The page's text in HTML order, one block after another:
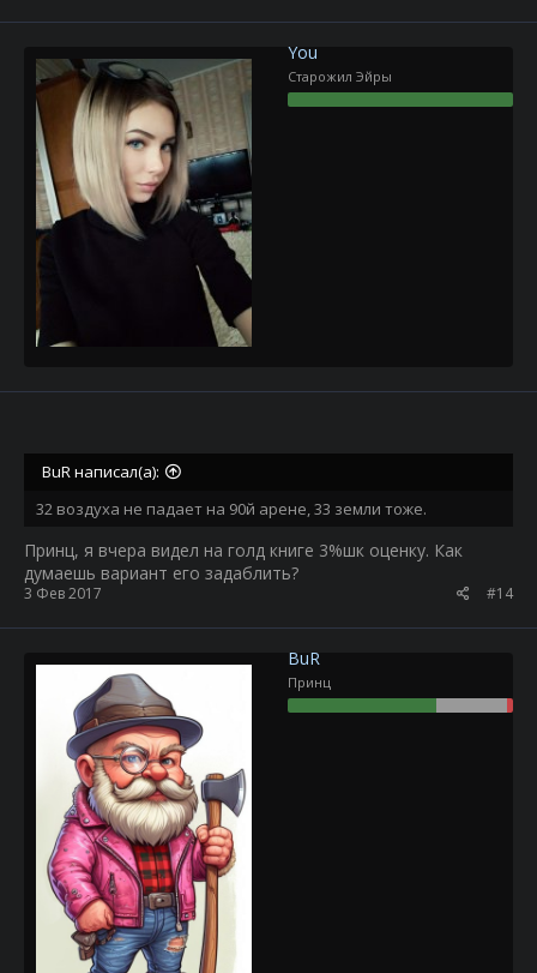
You
Старожил Эйры
BuR написал(а):
32 воздуха не падает на 90й арене, 33 земли тоже.
Принц, я вчера видел на голд книге 3%шк оценку. Как
думаешь вариант его задаблить?
3 Фев 2017 #14
BuR
Принц